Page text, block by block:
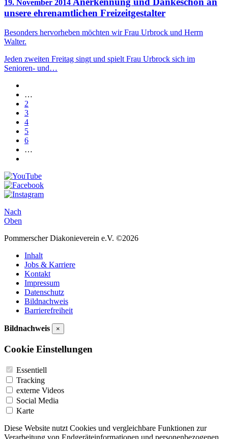
19. November 2014
unsere ehrenamtlichen Freizeitgestalter
Besonders hervorheben möchten wir Frau Urbrock und Herrn
Walter.
Jeden zweiten Freitag singt und spielt Frau Urbrock sich im
Senioren- und…
…
2
3
4
5
6
…
Nach
Oben
Pommerscher Diakonieverein e.V. ©2026
Inhalt
Jobs & Karriere
Kontakt
Impressum
Datenschutz
Bildnachweis
Barrierefreiheit
Bildnachweis ×
Cookie Einstellungen
Essentiell
Tracking
externe Videos
Social Media
Karte
Diese Website nutzt Cookies und vergleichbare Funktionen zur
Verarbeitung von Endgeräteinformationen und personenbezogenen